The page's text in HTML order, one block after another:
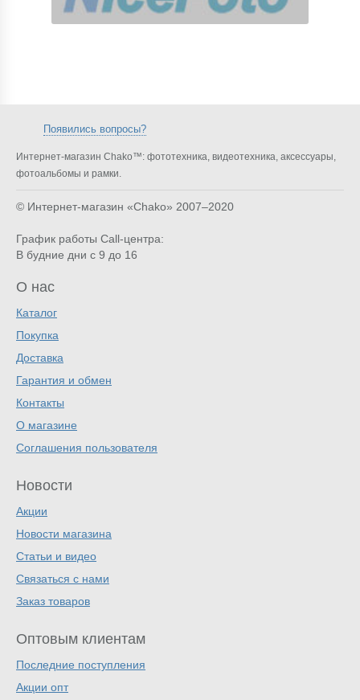
Появились вопросы?
Интернет-магазин Chako™: фототехника, видеотехника, аксессуары,
фотоальбомы и рамки.
© Интернет-магазин «Chako» 2007–2020
График работы Call-центра:
В будние дни с 9 до 16
О нас
Каталог
Покупка
Доставка
Гарантия и обмен
Контакты
О магазине
Соглашения пользователя
Новости
Акции
Новости магазина
Статьи и видео
Связаться с нами
Заказ товаров
Оптовым клиентам
Последние поступления
Акции опт